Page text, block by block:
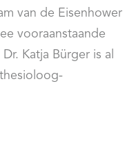
van de Eisenhower
vooraanstaande
Katja Bürger is al